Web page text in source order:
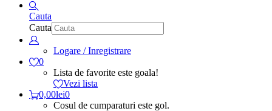
Cauta
Cauta
Logare / Inregistrare
0
Lista de favorite este goala!
Vezi lista
0,00lei0
Cosul de cumparaturi este gol.